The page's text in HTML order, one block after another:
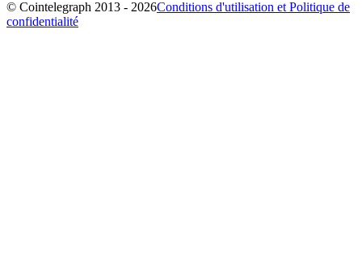
© Cointelegraph 2013 - 2026Conditions d'utilisation et Politique de
confidentialité